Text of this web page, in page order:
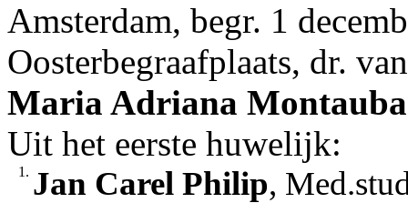
Amsterdam, begr. 1
Oosterbegraafplaats, dr.
Maria Adriana
Uit het eerste huwelijk:
1. Jan Carel Philip,